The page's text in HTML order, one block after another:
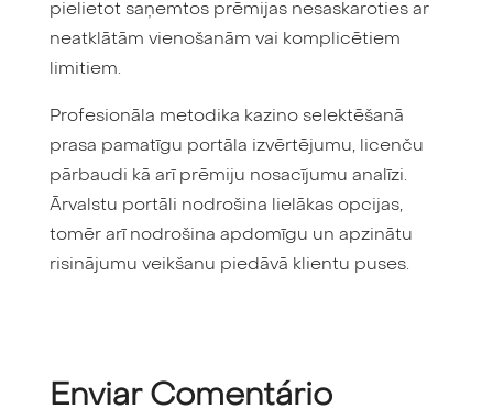
pielietot saņemtos prēmijas nesaskaroties ar
neatklātām vienošanām vai komplicētiem
limitiem.
Profesionāla metodika kazino selektēšanā
prasa pamatīgu portāla izvērtējumu, licenču
pārbaudi kā arī prēmiju nosacījumu analīzi.
Ārvalstu portāli nodrošina lielākas opcijas,
tomēr arī nodrošina apdomīgu un apzinātu
risinājumu veikšanu piedāvā klientu puses.
Enviar Comentário